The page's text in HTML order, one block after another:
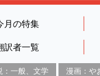
月の特集
訳者一覧
：一般、文学 漫画：や